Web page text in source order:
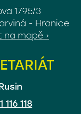
1795/3
- Hranice
na mapě ›
116 118